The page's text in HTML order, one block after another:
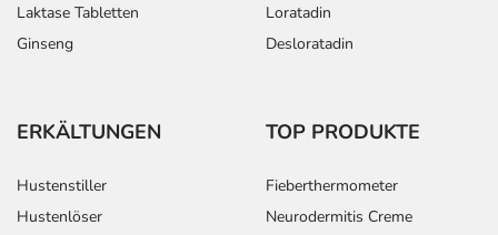
Laktase Tabletten
Ginseng
Loratadin
Desloratadin
ERKÄLTUNGEN
Hustenstiller
Hustenlöser
TOP PRODUKTE
Fieberthermometer
Neurodermitis Creme